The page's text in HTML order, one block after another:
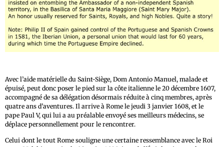
Avec l’aide matérielle du Saint-Siège, Dom Antonio Manuel, malade et
épuisé, peut donc poser le pied sur la côte italienne le 20 décembre 1607,
accompagné de sa délégation désormais réduite à cinq membres, après
quatre ans d’aventures. Il arrive à Rome le jeudi 3 janvier 1608, et le
pape Paul V, qui lui a au préalable envoyé ses meilleurs médecins, se
déplace personnellement pour le rencontrer.
Celui dont le tout Rome souligne une certaine ressemblance avec le Roi